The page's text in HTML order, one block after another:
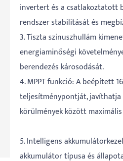
invertert és a csatlakoztatott
rendszer stabilitását és
3. Tiszta szinuszhullám
energiaminőségi
berendezés károsodását.
4. MPPT funkció: A beépített
teljesítménypontját, javíthatja
körülmények között
5. Intelligens
akkumulátor típusa és